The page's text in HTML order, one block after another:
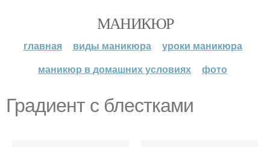
МАНИКЮР
главная виды маникюра
уроки маникюра
маникюр в домашних условиях
фото
Градиент с блестками